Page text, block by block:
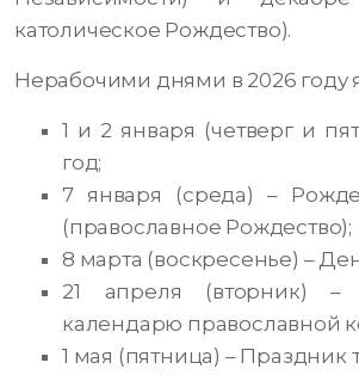
католическое Рождество).
Нерабочими днями в 2026 году
1 и 2 января (четверг и
год;
7 января (среда) –
(православное Рождество);
8 марта (воскресенье) –
21 апреля (вторник) –
календарю православной
1 мая (пятница) – Праздник